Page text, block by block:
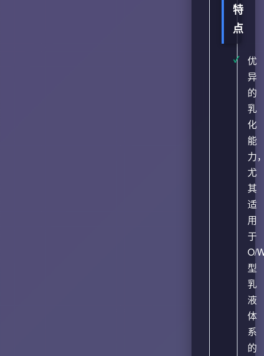
特
点
优
异
的
乳
化
能
力
尤
其
适
用
于
O/
型
乳
液
体
系
的